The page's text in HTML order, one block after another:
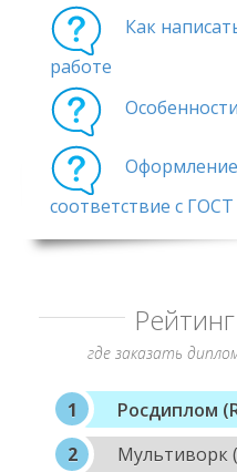
Как
работе
соответствие с ГОСТ
где заказать
Росдиплом
Мультиворк